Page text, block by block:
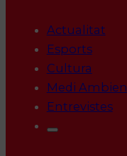
Actualitat
Esports
Cultura
Medi
Entrevistes